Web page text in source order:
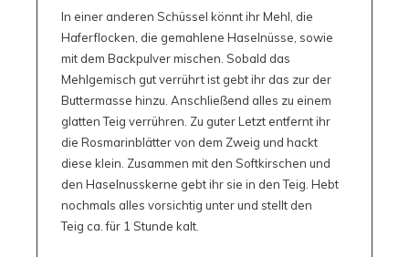
In einer anderen Schüssel könnt ihr Mehl, die
Haferflocken, die gemahlene Haselnüsse, sowie
mit dem Backpulver mischen. Sobald das
Mehlgemisch gut verrührt ist gebt ihr das zur der
Buttermasse hinzu. Anschließend alles zu einem
glatten Teig verrühren. Zu guter Letzt entfernt ihr
die Rosmarinblätter von dem Zweig und hackt
diese klein. Zusammen mit den Softkirschen und
den Haselnusskerne gebt ihr sie in den Teig. Hebt
nochmals alles vorsichtig unter und stellt den
Teig ca. für 1 Stunde kalt.